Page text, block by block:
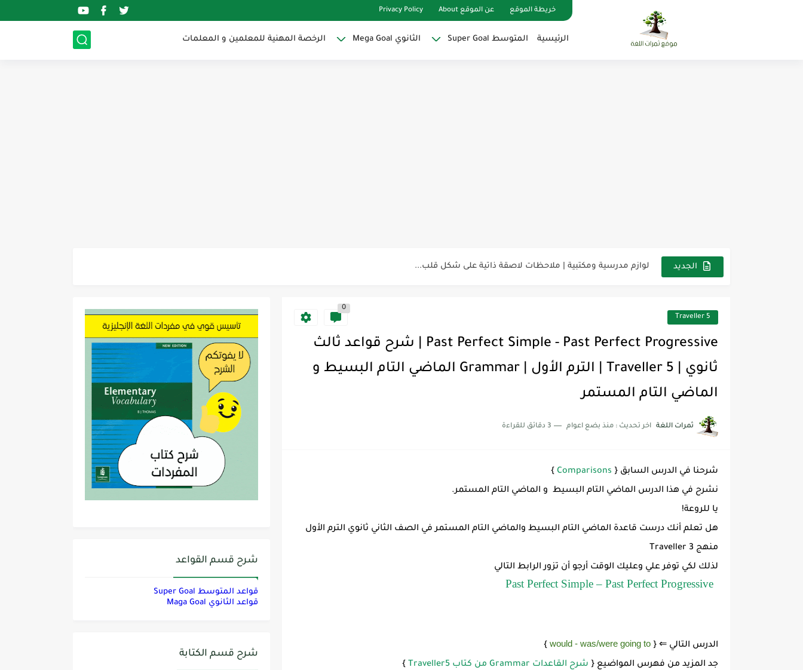
خريطة الموقع عن الموقع About Privacy Policy
الرئيسية المتوسط Super Goal الثانوي Mega Goal الرخصة المهنية للمعلمين و المعلمات
الجديد
شرح قسم القراءة لكل وحدات الكتاب Super Goal 3 -...
شرح قسم القراءة لكل وحدات الكتاب Super Goal 3 -...
شرح قسم القراءة لكل وحدات الكتاب Super Goal 3 -...
Traveller 5
0
Past Perfect Simple - Past Perfect Progressive | شرح قواعد ثالث
ثانوي | Traveller 5 | الترم الأول | Grammar الماضي التام البسيط و
الماضي التام المستمر
ثمرات اللغة اخر تحديث : منذ بضع اعوام 3 دقائق للقراءة
شرحنا في الدرس السابق { Comparisons
}
نشرح في هذا الدرس الماضي التام البسيط و الماضي التام المستمر.
يا للروعة!
هل تعلم أنك درست قاعدة الماضي التام البسيط والماضي التام المستمر في الصف الثاني ثانوي الترم الأول
منهج Traveller 3
لذلك لكي توفر علي وعليك الوقت أرجو أن تزور الرابط التالي
Past Perfect Simple – Past Perfect Progressive
الدرس التالي ⇐ { would - was/were going to
}
جد المزيد من فهرس المواضيع { شرح القاعدات Grammar من كتاب Traveller5 }
شرح قسم القواعد
قواعد المتوسط Super Goal
قواعد الثانوي Maga Goal
شرح قسم الكتابة